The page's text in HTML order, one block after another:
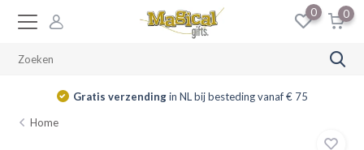
0 0
Gratis verzendingin NL bij besteding vanaf € 75
Home